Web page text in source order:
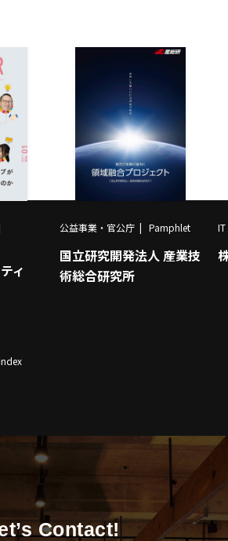
ィ
公益事業・官公庁 Pamphlet
国立研究開発法人 産業技
術総合研究所
Contact!